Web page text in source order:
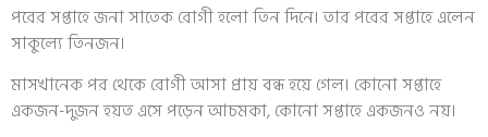
পরের সপ্তাহে জনা সাতেক রোগী হলো তিন দিনে। তার পরের সপ্তাহে এলেন
সাকুল্যে তিনজন।
মাসখানেক পর থেকে রোগী আসা প্রায় বন্ধ হয়ে গেল। কোনো সপ্তাহে
একজন-দুজন হয়ত এসে পড়েন আচমকা, কোনো সপ্তাহে একজনও নয়।